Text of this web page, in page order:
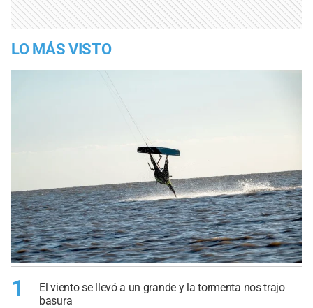
LO MÁS VISTO
1
El viento se llevó a un grande y la tormenta nos trajo
basura